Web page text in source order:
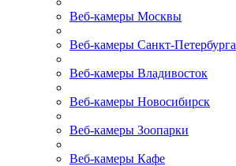
Веб-камеры Москвы
Веб-камеры Санкт-Петербурга
Веб-камеры Владивосток
Веб-камеры Новосибирск
Веб-камеры Зоопарки
Веб-камеры Кафе